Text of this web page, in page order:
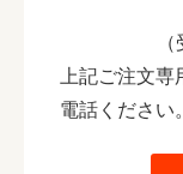
上記ご注文
電話ください。